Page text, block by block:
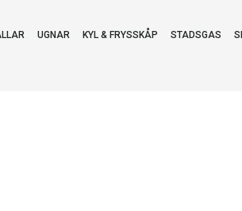
UGNAR KYL & FRYSSKÅP STADSGAS